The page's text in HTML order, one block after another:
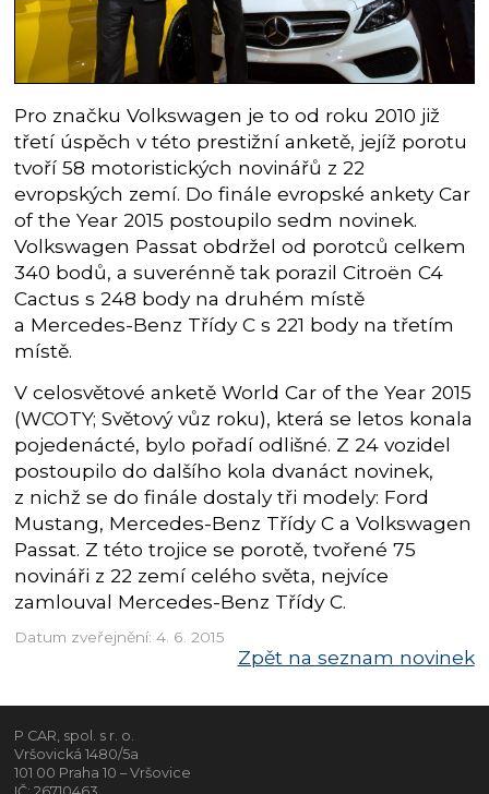
Pro značku Volkswagen je to od roku 2010 již
třetí úspěch v této prestižní anketě, jejíž porotu
tvoří 58 motoristických novinářů z 22
evropských zemí. Do finále evropské ankety Car
of the Year 2015 postoupilo sedm novinek.
Volkswagen Passat obdržel od porotců celkem
340 bodů, a suverénně tak porazil Citroën C4
Cactus s 248 body na druhém místě
a Mercedes-Benz Třídy C s 221 body na třetím
místě.
V celosvětové anketě World Car of the Year 2015
(WCOTY; Světový vůz roku), která se letos konala
pojedenácté, bylo pořadí odlišné. Z 24 vozidel
postoupilo do dalšího kola dvanáct novinek,
z nichž se do finále dostaly tři modely: Ford
Mustang, Mercedes-Benz Třídy C a Volkswagen
Passat. Z této trojice se porotě, tvořené 75
novináři z 22 zemí celého světa, nejvíce
zamlouval Mercedes-Benz Třídy C.
Datum zveřejnění: 4. 6. 2015
Zpět na seznam novinek
P CAR, spol. s r. o.
Vršovická 1480/5a
101 00 Praha 10 – Vršovice